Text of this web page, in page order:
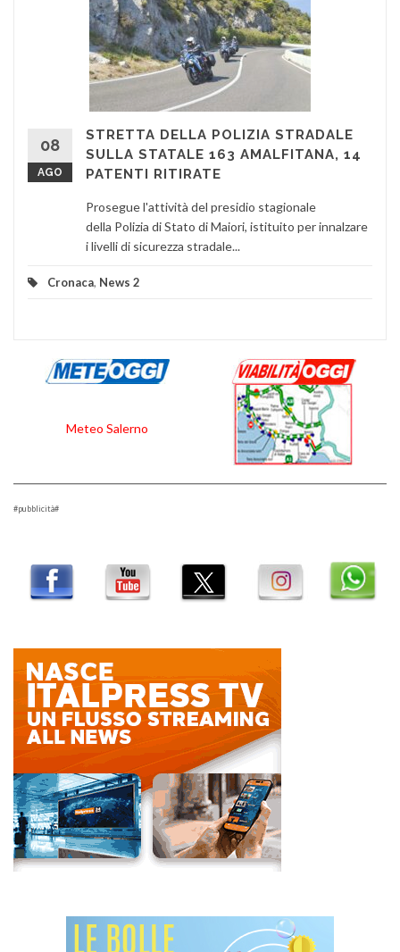
08
AGO
STRETTA DELLA POLIZIA STRADALE
SULLA STATALE 163 AMALFITANA, 14
PATENTI RITIRATE
Prosegue l'attività del presidio stagionale
della Polizia di Stato di Maiori, istituito per innalzare
i livelli di sicurezza stradale...
Cronaca, News 2
Meteo Salerno
#pubblicità#